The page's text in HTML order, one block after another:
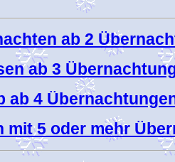
ab 2
ab 3
ab 4
mit 5 oder mehr